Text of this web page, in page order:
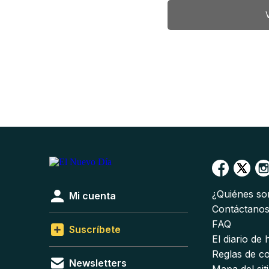
Mi cuenta
Suscríbete
Newsletters
¿Quiénes
FAQ
El diario de
Reglas de